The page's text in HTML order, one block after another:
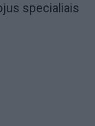
specialiais